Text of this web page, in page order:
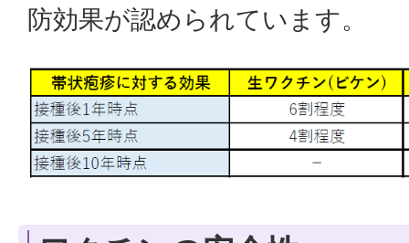
防効果が認められています。